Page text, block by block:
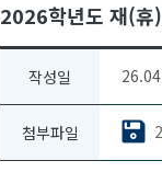
2026학년도 재(휴
작성일
첨부파일